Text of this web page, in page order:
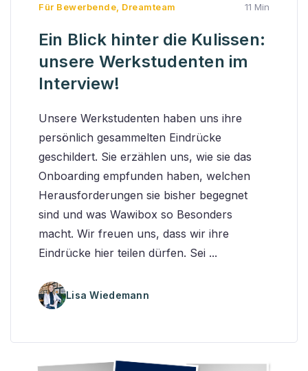
Für Bewerbende Dreamteam 11 Min
Ein Blick hinter die Kulissen:
unsere Werkstudenten im
Interview!
Unsere Werkstudenten haben uns ihre
persönlich gesammelten Eindrücke
geschildert. Sie erzählen uns, wie sie das
Onboarding empfunden haben, welchen
Herausforderungen sie bisher begegnet
sind und was Wawibox so Besonders
macht. Wir freuen uns, dass wir ihre
Eindrücke hier teilen dürfen. Sei ...
Lisa Wiedemann